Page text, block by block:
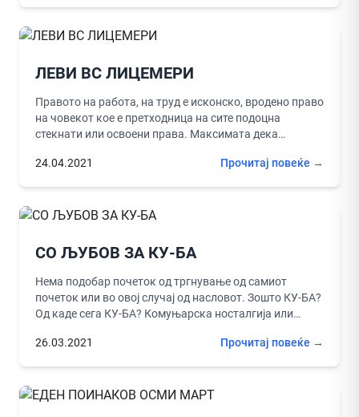
ЛЕВИ ВС ЛИЦЕМЕРИ
Правото на работа, на труд е исконско, вродено право
на човекот кое е претходница на сите подоцна
стекнати или освоени права. Максимата дека
24.04.2021
Прочитај повеќе →
СО ЉУБОВ ЗА КУ-БА
Нема подобар почеток од тргнување од самиот
почеток или во овој случај од насловот. Зошто КУ-БА?
Од каде сега КУ-БА? Комуњарска носталгија или
26.03.2021
Прочитај повеќе →